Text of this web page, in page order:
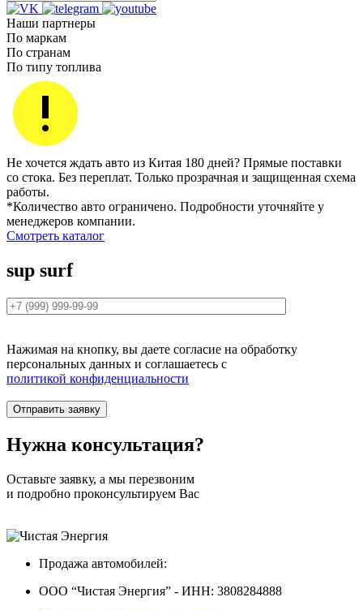
Наши партнеры
По маркам
По странам
По типу топлива
Не хочется ждать авто из Китая 180 дней? Прямые поставки
со стока. Без переплат. Только прозрачная и защищенная схема
работы.
*Количество авто ограничено. Подробности уточняйте у
менеджеров компании.
Смотреть каталог
sup surf
Нажимая на кнопку, вы даете согласие на обработку
персональных данных и соглашаетесь c
политикой конфиденциальности
Нужна консультация?
Оставьте заявку, а мы перезвоним
и подробно проконсультируем Вас
Продажа автомобилей:
ООО “Чистая Энергия” - ИНН: 3808284888